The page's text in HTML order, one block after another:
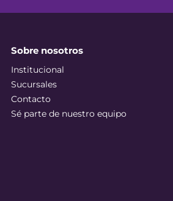
Sobre nosotros
Institucional
Sucursales
Contacto
Sé parte de nuestro equipo